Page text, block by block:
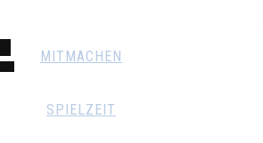
MITMACHEN
SPIELZEIT